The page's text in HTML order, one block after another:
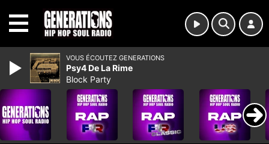
VOUS ÉCOUTEZ GENERATIONS
Psy4 De La Rime
Block Party